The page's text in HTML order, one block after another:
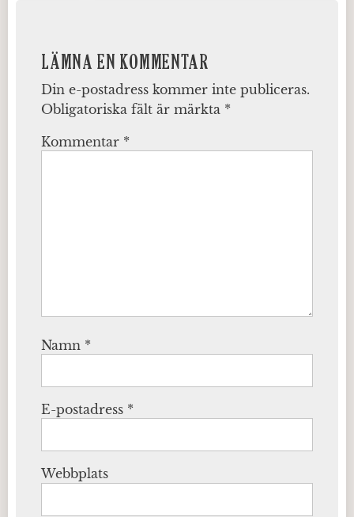
LÄMNA EN KOMMENTAR
Din e-postadress kommer inte publiceras.
Obligatoriska fält är märkta *
Kommentar *
Namn *
E-postadress *
Webbplats